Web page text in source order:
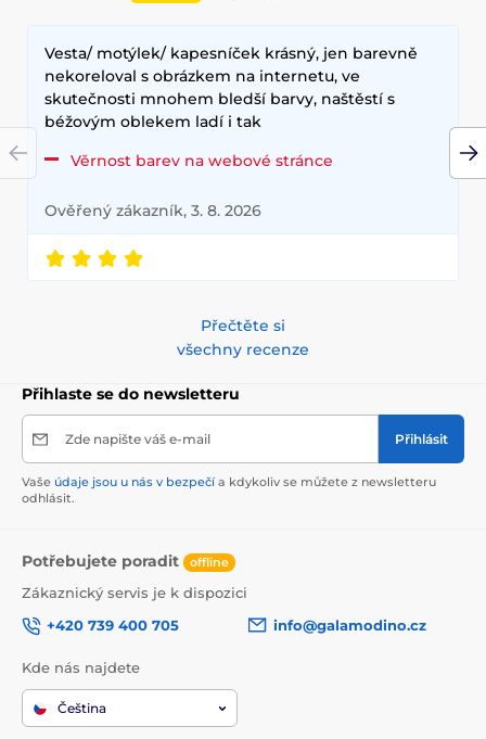
Vesta/ motýlek/ kapesníček krásný, jen barevně
nekoreloval s obrázkem na internetu, ve
skutečnosti mnohem bledší barvy, naštěstí s
béžovým oblekem ladí i tak
Věrnost barev na webové stránce
Ověřený zákazník, 3. 8. 2026
Přečtěte si
všechny recenze
Přihlaste se do newsletteru
Zde napište váš e-mail Přihlásit
Vaše údaje jsou u nás v bezpečí a kdykoliv se můžete z newsletteru
odhlásit.
Potřebujete poradit offline
Zákaznický servis je k dispozici
+420 739 400 705
info@galamodino.cz
Kde nás najdete
Čeština